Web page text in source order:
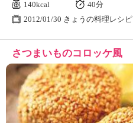
140kcal
40分
2012/01/30 きょうの料理レシピ
さつまいものコロッケ風